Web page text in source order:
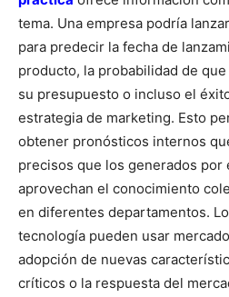
tema. Una empresa podría
para predecir la fecha de
producto, la probabilidad de
su presupuesto o incluso el
estrategia de marketing. Esto
obtener pronósticos internos
precisos que los generados por
aprovechan el conocimiento
en diferentes departamentos.
tecnología pueden usar
adopción de nuevas
críticos o la respuesta del